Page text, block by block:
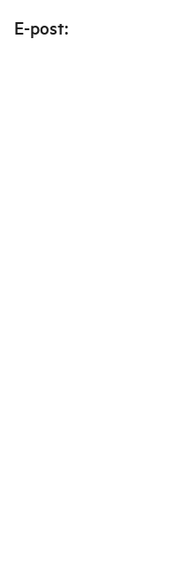
E-post: